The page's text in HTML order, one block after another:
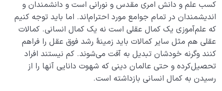
کسب علم و دانش امری مقدس و نورانی است و دانشمندان و
اندیشمندان در تمام جوامع مورد احترام‌اند. اما باید توجه کنیم
که علم‌آموزی یک کمال عقلی است نه یک کمال انسانی. کمالات
عقلی هم مثل سایر کمالات باید زمینۀ رشد فوق عقل را فراهم
کنند وگرنه خودشان تبدیل به آفت می‌شوند. کم نیستند افراد
تحصیل‌کرده و حتی عالمان دینی که شهوت دانایی آنها را از
رسیدن به کمال انسانی بازداشته است.